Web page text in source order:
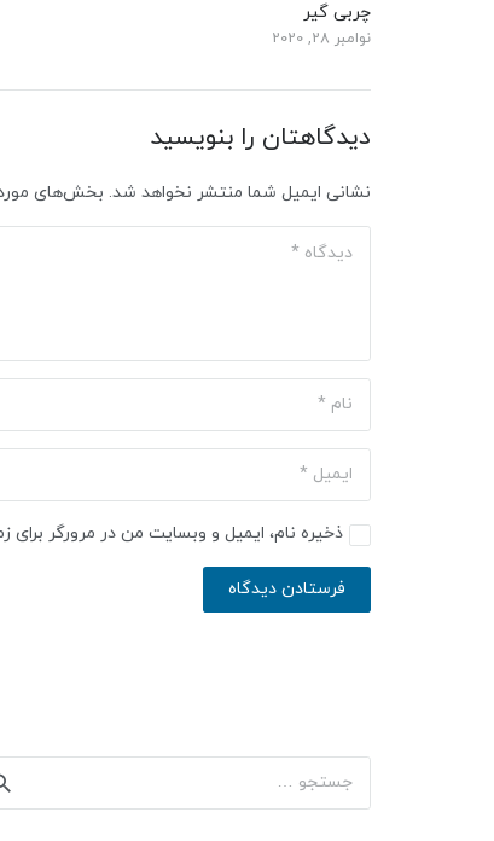
چربی گیر
نوامبر 28, 2020
دیدگاهتان را بنویسید
نشانی ایمیل شما منتشر نخواهد شد. بخش‌های
ذخیره نام، ایمیل و وبسایت من در مرورگر
فرستادن دیدگاه
جستجو
برای: